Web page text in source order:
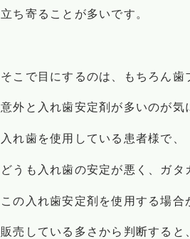
立ち寄ることが多いです。
そこで目にするのは、もちろん歯
意外と入れ歯安定剤が多いのが気
入れ歯を使用している患者様で、
どうも入れ歯の安定が悪く、ガタ
この入れ歯安定剤を使用する場合
販売している多さから判断すると